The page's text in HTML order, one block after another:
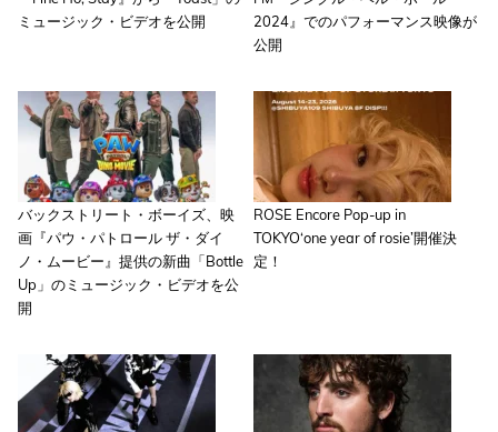
ミュージック・ビデオを公開
2024』でのパフォーマンス映像が
公開
バックストリート・ボーイズ、映
画『パウ・パトロール ザ・ダイ
ノ・ムービー』提供の新曲「Bottle
Up」のミュージック・ビデオを公
開
ROSE Encore Pop-up in
TOKYO‘one year of rosie’開催決
定！